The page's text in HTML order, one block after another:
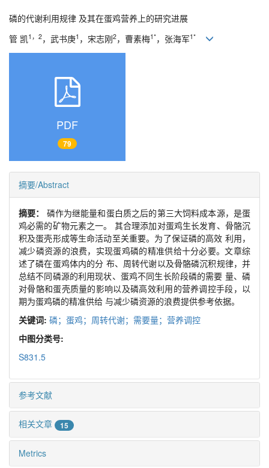
磷的代谢利用规律 及其在蛋鸡营养上的研究进展
管 凯1，2，武书庚1 ，宋志刚2，曹素梅1*，张海军1*
PDF
79
摘要/Abstract
摘要： 磷作为继能量和蛋白质之后的第三大饲料成本源，是蛋
鸡必需的矿物元素之一。 其合理添加对蛋鸡生长发育、骨骼沉
积及蛋壳形成等生命活动至关重要。为了保证磷的高效 利用，
减少磷资源的浪费，实现蛋鸡磷的精准供给十分必要。文章综
述了磷在蛋鸡体内的分 布、周转代谢以及骨骼磷沉积规律，并
总结不同磷源的利用现状、蛋鸡不同生长阶段磷的需要 量、磷
对骨骼和蛋壳质量的影响以及磷高效利用的营养调控手段，以
期为蛋鸡磷的精准供给 与减少磷资源的浪费提供参考依据。
关键词: 磷；蛋鸡；周转代谢；需要量；营养调控
中图分类号:
S831.5
参考文献
相关文章 15
Metrics